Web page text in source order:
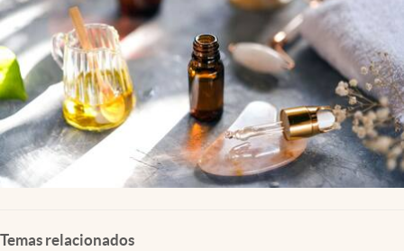
USA
Temas relacionados